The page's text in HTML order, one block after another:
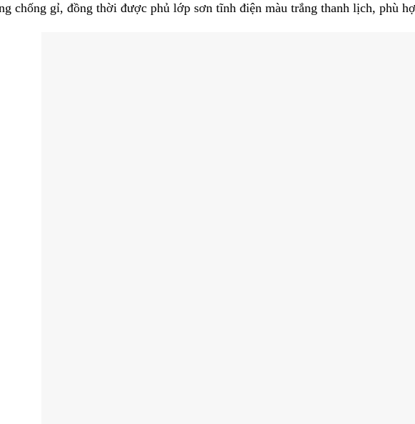
chống gỉ, đồng thời được phủ lớp sơn tĩnh điện màu trắng thanh lịch, phù